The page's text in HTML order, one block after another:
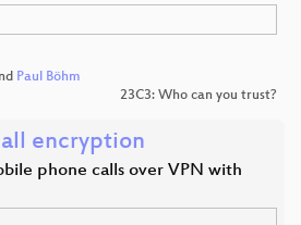
Paul Böhm
23C3: Who can you trust?
encryption
phone calls over VPN with